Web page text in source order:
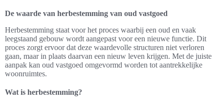
De waarde van herbestemming van oud vastgoed
Herbestemming staat voor het proces waarbij een oud en vaak
leegstaand gebouw wordt aangepast voor een nieuwe functie. Dit
proces zorgt ervoor dat deze waardevolle structuren niet verloren
gaan, maar in plaats daarvan een nieuw leven krijgen. Met de juiste
aanpak kan oud vastgoed omgevormd worden tot aantrekkelijke
woonruimtes.
Wat is herbestemming?